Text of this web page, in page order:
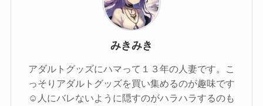
みきみき
アダルトグッズにハマって１３年の人妻です。こ
っそりアダルトグッズを買い集めるのが趣味です
☺️人にバレないように隠すのがハラハラするのも